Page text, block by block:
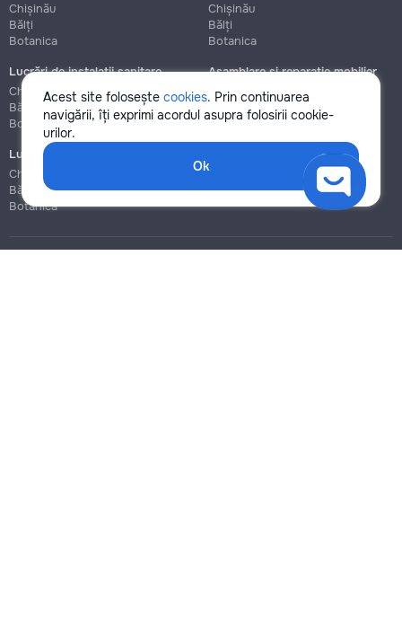
Acest site folosește cookies. Prin continuarea
navigării, îți exprimi acordul asupra folosirii cookie-
urilor.
Ok
Chișinău
Bălți
Botanica
Chișinău
Bălți
Botanica
Lucrări de instalații sanitare
Chișinău
Bălți
Botanica
Asamblare și reparație mobilier
Chișinău
Botanica
Lucrări de construcție și instalare
Chișinău
Bălți
Botanica